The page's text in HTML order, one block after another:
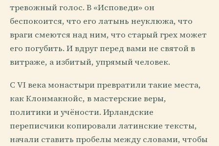
тревожный голос. В «Исповеди» он
беспокоится, что его латынь неуклюжа, что
враги смеются над ним, что старый грех может
его погубить. И вдруг перед вами не святой в
витраже, а избитый, упрямый человек.
С VI века монастыри превратили такие места,
как Клонмакнойс, в мастерские веры,
политики и учёности. Ирландские
переписчики копировали латинские тексты,
начали ставить пробелы между словами, чтобы